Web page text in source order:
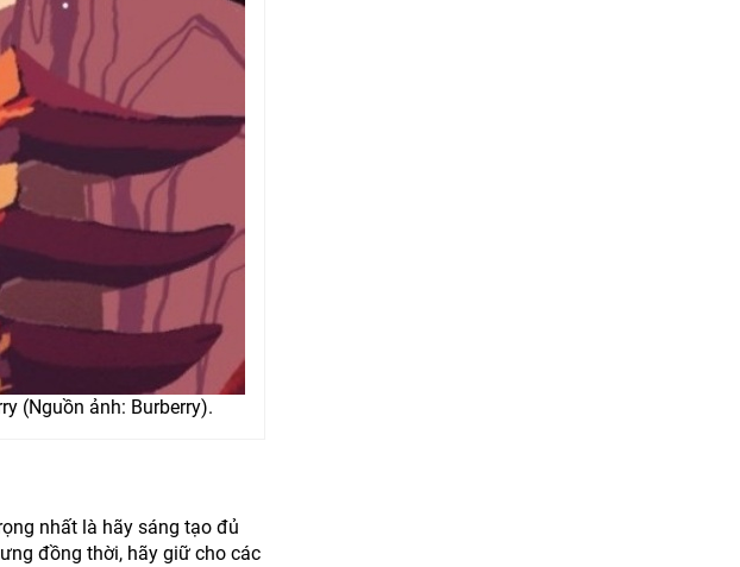
(Nguồn ảnh: Burberry).
nhất là hãy sáng tạo đủ
đồng thời, hãy giữ cho các